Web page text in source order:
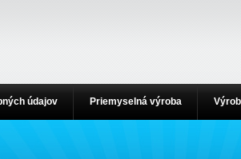
údajov Priemyselná výroba